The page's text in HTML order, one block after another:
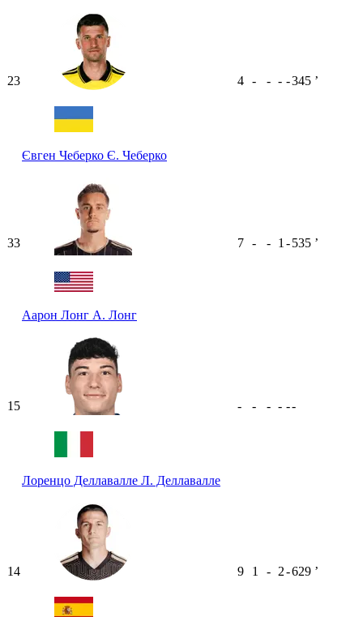
23
Євген Чеберко Є. Чеберко
4 - - - -345 ʼ
33
Аарон Лонг А. Лонг
7 - - 1 -535 ʼ
15
Лоренцо Деллавалле Л. Деллавалле
- - - - --
14 9 1 - 2-629 ʼ